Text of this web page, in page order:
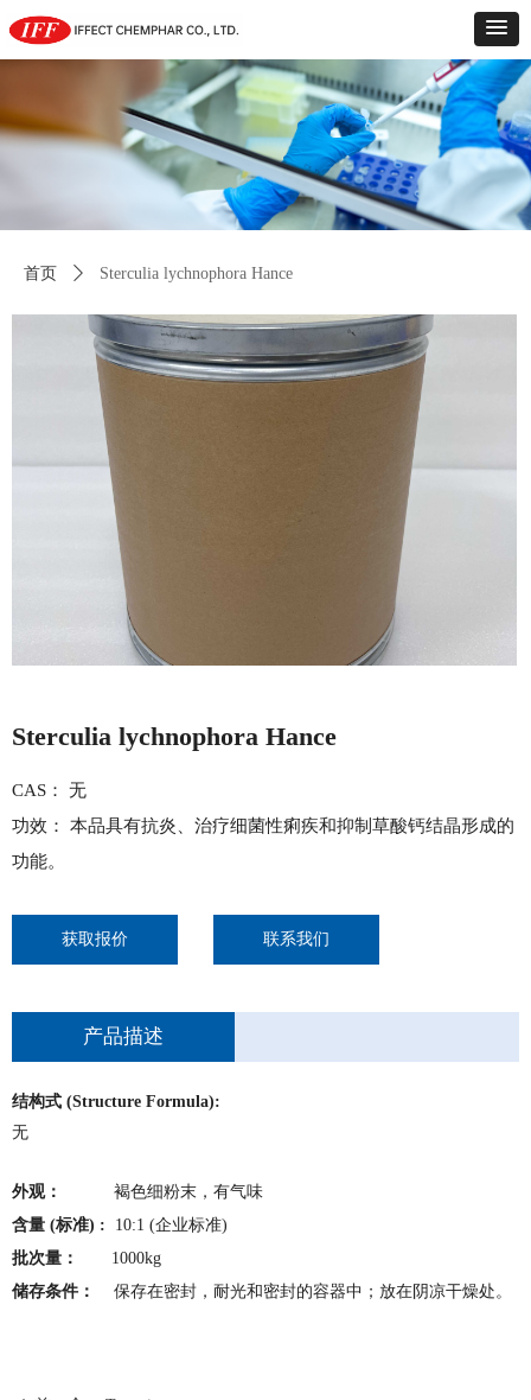
Sterculia lychnophora Hance
首页 ꄲ Sterculia lychnophora Hance
CAS： 无
功效： 本品具有抗炎、治疗细菌性痢疾和抑制草酸钙结晶形成的
功能。
获取报价 联系我们
产品描述
结构式 (Structure Formula):
无
外观： 褐色细粉末，有气味
含量 (标准) : 10:1 (企业标准)
批次量： 1000kg
储存条件： 保存在密封，耐光和密封的容器中；放在阴凉干燥处。